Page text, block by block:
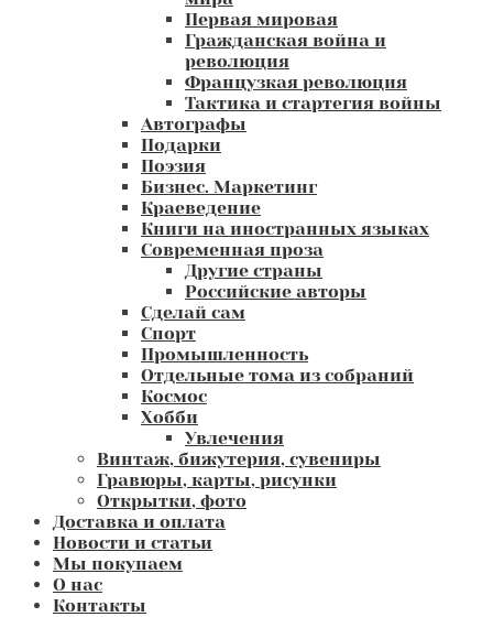
Первая мировая
Гражданская война и
революция
Французкая революция
Тактика и стартегия войны
Автографы
Подарки
Поэзия
Бизнес. Маркетинг
Краеведение
Книги на иностранных языках
Современная проза
Другие страны
Российские авторы
Сделай сам
Спорт
Промышленность
Отдельные тома из собраний
Космос
Хобби
Увлечения
Винтаж, бижутерия, сувениры
Гравюры, карты, рисунки
Открытки, фото
Доставка и оплата
Новости и статьи
Мы покупаем
О нас
Контакты